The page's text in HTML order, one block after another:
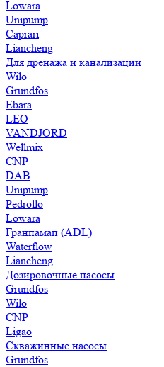
Lowara
Unipump
Caprari
Liancheng
Для дренажа и канализации
Wilo
Grundfos
Ebara
LEO
VANDJORD
Wellmix
CNP
DAB
Unipump
Pedrollo
Lowara
Гранпамап (ADL)
Waterflow
Liancheng
Дозировочные насосы
Grundfos
Wilo
CNP
Ligao
Скважинные насосы
Grundfos